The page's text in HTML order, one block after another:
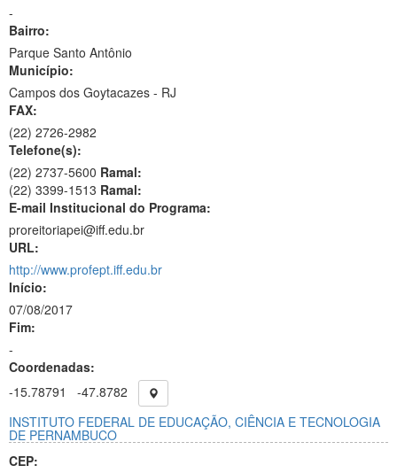
-
Bairro:
Parque Santo Antônio
Município:
Campos dos Goytacazes - RJ
FAX:
(22) 2726-2982
Telefone(s):
(22) 2737-5600 Ramal:
(22) 3399-1513 Ramal:
E-mail Institucional do Programa:
proreitoriapei@iff.edu.br
URL:
http://www.profept.iff.edu.br
Início:
07/08/2017
Fim:
-
Coordenadas:
-15.78791
-47.8782
INSTITUTO FEDERAL DE EDUCAÇÃO, CIÊNCIA E TECNOLOGIA
DE PERNAMBUCO
CEP: